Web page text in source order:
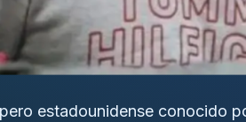
estadounidense conocido